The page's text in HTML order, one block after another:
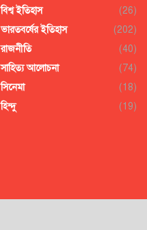
বিশ্ব ইতিহাস
(26)
ভারতবর্ষের ইতিহাস
(202)
রাজনীতি
(40)
সাহিত্য আলোচনা
(74)
সিনেমা
(18)
হিন্দু
(19)